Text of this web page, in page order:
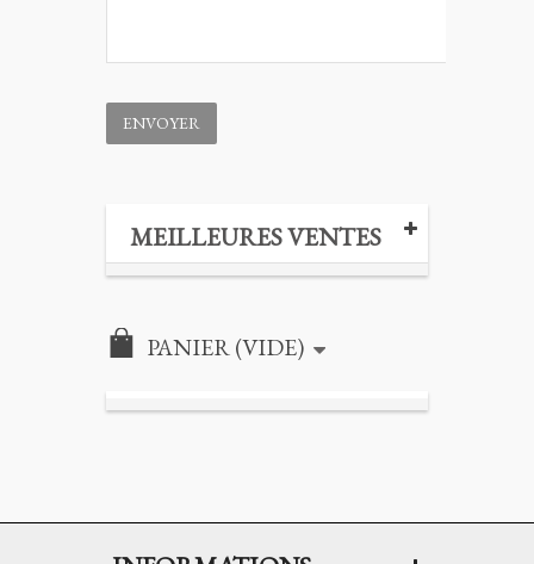
ENVOYER
MEILLEURES VENTES
PANIER(VIDE)